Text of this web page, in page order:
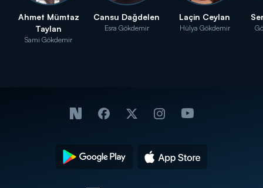
Ahmet Mümtaz
Taylan
Sami Gökdemir
Cansu Dağdelen
Esra Gökdemir
Laçin Ceylan
Hülya Gökdemir